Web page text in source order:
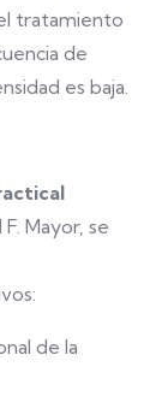
tratamiento
de
es baja.
Mayor, se
de la